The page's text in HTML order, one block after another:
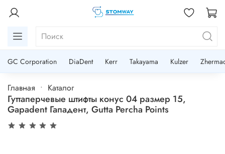
GC Corporation DiaDent Kerr Takayama Kulzer
Главная Каталог
Гуттаперчевые штифты конус 04 размер 15,
Gapadent Гападент, Gutta Percha Points